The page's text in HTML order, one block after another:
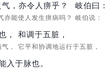
，亦令人痹乎？
亦能使人发生痹病吗？
岐伯曰：
岐伯说：
，
，
和调于五脏，
它平和协调地运行于五脏，
入于脉也。